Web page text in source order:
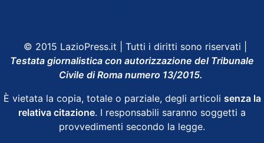
© 2015 LazioPress.it | Tutti i diritti sono riservati |
Testata giornalistica con autorizzazione del Tribunale
Civile di Roma numero 13/2015.
È vietata la copia, totale o parziale, degli articoli senza la
relativa citazione. I responsabili saranno soggetti a
provvedimenti secondo la legge.